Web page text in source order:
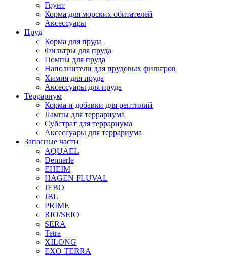
Грунт
Корма для морских обитателей
Аксессуары
Пруд
Корма для пруда
Фильтры для пруда
Помпы для пруда
Наполнители для прудовых фильтров
Химия для пруда
Аксессуары для пруда
Террариум
Корма и добавки для рептилий
Лампы для террариума
Субстрат для террариума
Аксессуары для террариума
Запасные части
AQUAEL
Dennerle
EHEIM
HAGEN FLUVAL
JEBO
JBL
PRIME
RIO/SEIO
SERA
Tetra
XILONG
EXO TERRA